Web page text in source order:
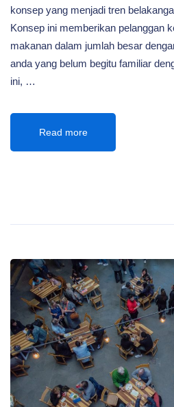
konsep yang menjadi tren
Konsep ini memberikan pelanggan
makanan dalam jumlah besar
anda yang belum begitu familiar
ini, …
Read more